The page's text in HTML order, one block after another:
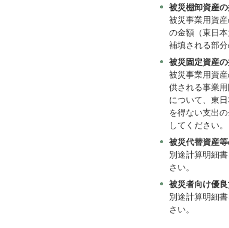
被災棚卸資産
被災事業用資
の金額（東日
補填される部
被災固定資産
被災事業用資
供される事業
について、東
を得ない支出
してください。
被災代替資産
別途計算明細
さい。
被災者向け優
別途計算明細
さい。